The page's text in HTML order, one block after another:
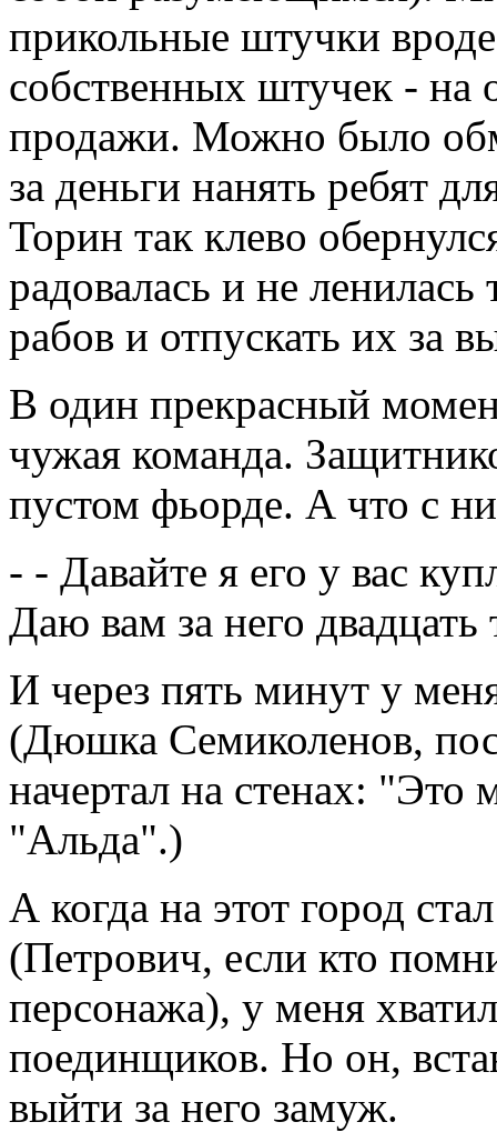
прикольные штучки
собственных штучек -
продажи. Можно было
за деньги нанять ребят
Торин так клево
радовалась и не ленилась
рабов и отпускать их за
В один прекрасный
чужая команда.
пустом фьорде. А что с
- - Давайте я его у вас
Даю вам за него
И через пять минут у
(Дюшка Семиколенов,
начертал на стенах:
"Альда".)
А когда на этот город
(Петрович, если кто
персонажа), у меня
поединщиков. Но он,
выйти за него замуж.